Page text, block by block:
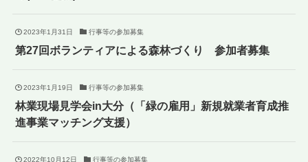
2023年1月31日 行事等の参加募集
第27回ボランティアによる森林づくり 参加者募集
2023年1月19日 行事等の参加募集
林業現場見学会in大分（「緑の雇用」新規就業者育成推
進事業マッチング支援）
2022年10月12日 行事等の参加募集